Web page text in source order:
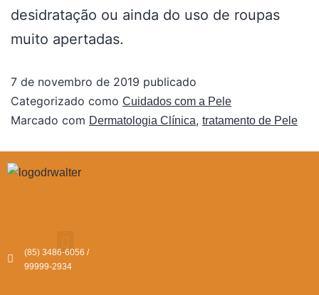
desidratação ou ainda do uso de roupas
muito apertadas.
7 de novembro de 2019 publicado
Categorizado como Cuidados com a Pele
Marcado com Dermatologia Clínica, tratamento de Pele
(85) 3486-6056 /
99999-2934